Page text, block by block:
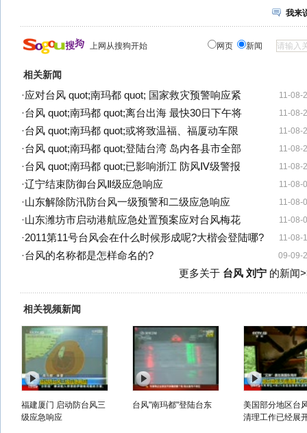
我来
上网从搜狗开始 网页 新闻
相关新闻
11-08-
·应对台风 quot;南玛都 quot; 国家救灾预警响应紧
11-08-
·台风 quot;南玛都 quot;离台出海 最快30日下午将
11-08-
·台风 quot;南玛都 quot;或将致温福、福厦动车限
11-08-
·台风 quot;南玛都 quot;登陆台湾 岛内各县市全部
11-08-
·台风 quot;南玛都 quot;已影响浙江 防风Ⅳ级警报
11-08-
·辽宁结束防御台风Ⅱ级应急响应
11-08-
·山东解除防汛防台风一级预警和二级应急响应
11-08-
·山东潍坊市启动港航应急处置预案应对台风梅花
11-08-
·2011第11号台风会在什么时候形成呢?大楷会登陆哪?
09-09-
·台风的名称都是怎样命名的?
更多关于 台风 刘宁的新闻
相关视频新闻
福建厦门 启动防台风三
级应急响应
台风"南玛都"登陆台东
美国部分地区台
清理工作已经展